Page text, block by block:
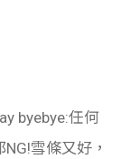
byebye:任何
雪條又好，